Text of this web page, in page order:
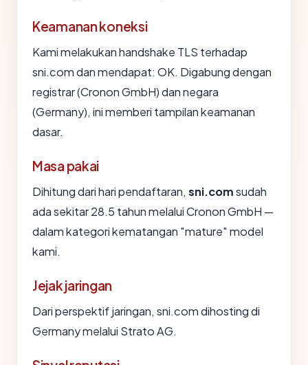
Keamanan koneksi
Kami melakukan handshake TLS terhadap
sni.com dan mendapat: OK. Digabung dengan
registrar (Cronon GmbH) dan negara
(Germany), ini memberi tampilan keamanan
dasar.
Masa pakai
Dihitung dari hari pendaftaran, sni.comsudah
ada sekitar 28.5 tahun melalui Cronon GmbH —
dalam kategori kematangan "mature" model
kami.
Jejak jaringan
Dari perspektif jaringan, sni.com dihosting di
Germany melalui Strato AG.